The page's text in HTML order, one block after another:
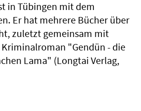
in Tübingen mit dem
Er hat mehrere Bücher über
zuletzt gemeinsam mit
"Gendün - die
Lama" (Longtai Verlag,